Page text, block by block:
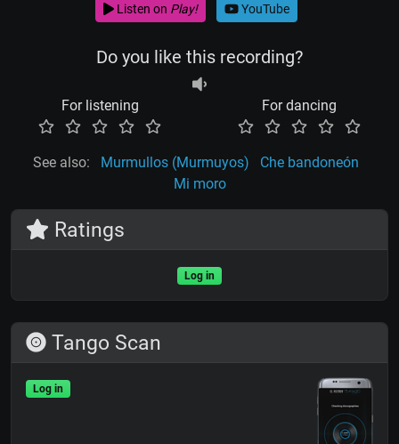
Listen on Play! YouTube
Do you like this recording?
For listening For dancing
See also: Murmullos (Murmuyos)
Che bandoneón
Mi moro
Ratings
Log in
Tango Scan
Log in